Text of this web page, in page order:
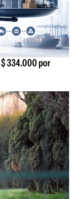
334.000 por